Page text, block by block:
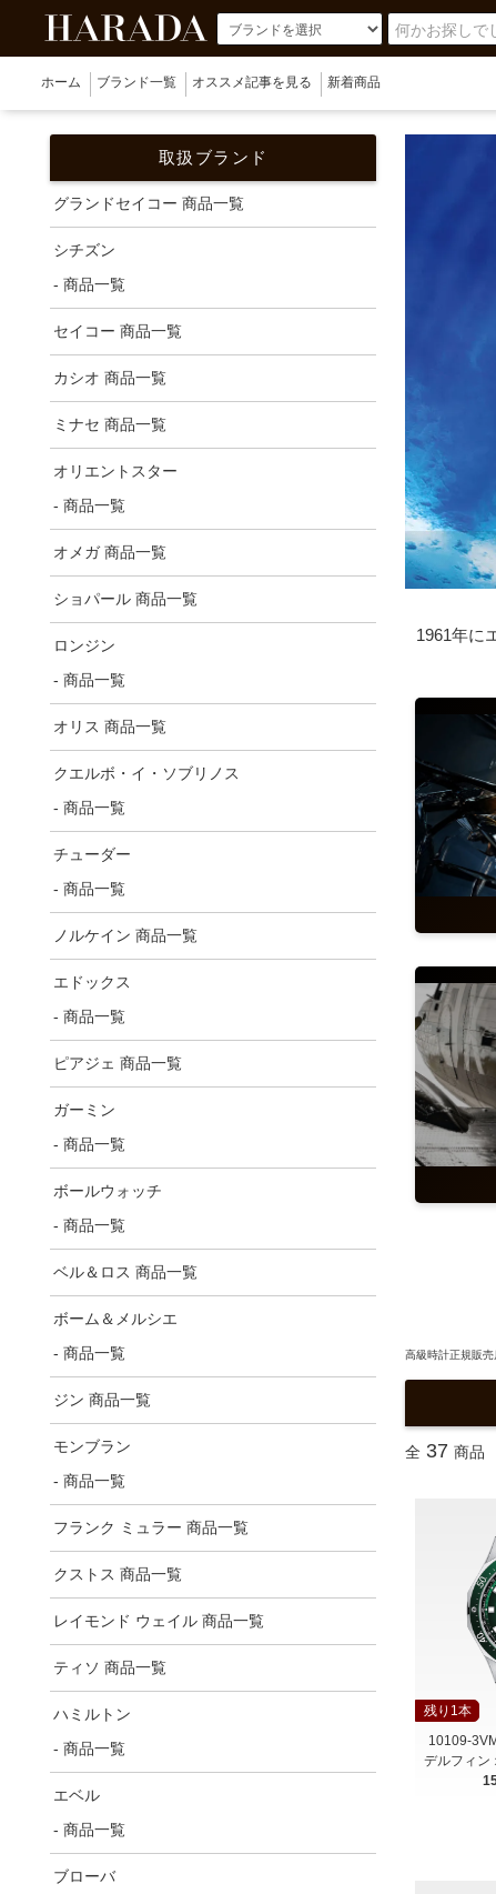
ホーム ブランド一覧 オススメ記事を見る 新着商品
1961年に
高級時計正規販
全 37 商品
残り1本
10109-
デルフィン
取扱ブランド
グランドセイコー 商品一覧
シチズン
- 商品一覧
セイコー 商品一覧
カシオ 商品一覧
ミナセ 商品一覧
オリエントスター
- 商品一覧
オメガ 商品一覧
ショパール 商品一覧
ロンジン
- 商品一覧
オリス 商品一覧
クエルボ・イ・ソブリノス
- 商品一覧
チューダー
- 商品一覧
ノルケイン 商品一覧
エドックス
- 商品一覧
ピアジェ 商品一覧
ガーミン
- 商品一覧
ボールウォッチ
- 商品一覧
ベル＆ロス 商品一覧
ボーム＆メルシエ
- 商品一覧
ジン 商品一覧
モンブラン
- 商品一覧
フランク ミュラー 商品一覧
クストス 商品一覧
レイモンド ウェイル 商品一覧
ティソ 商品一覧
ハミルトン
- 商品一覧
エベル
- 商品一覧
ブローバ